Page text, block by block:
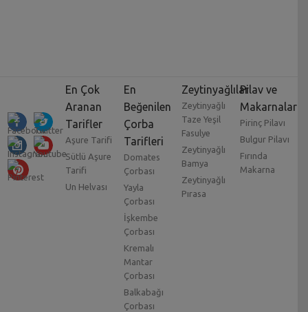
En Çok
Aranan
Tarifler
Aşure Tarifi
Sütlü Aşure
Tarifi
Un Helvası
En
Beğenilen
Çorba
Tarifleri
Domates
Çorbası
Yayla
Çorbası
İşkembe
Çorbası
Kremalı
Mantar
Çorbası
Balkabağı
Çorbası
Zeytinyağlılar
Zeytinyağlı
Taze Yeşil
Fasulye
Zeytinyağlı
Bamya
Zeytinyağlı
Pırasa
Pilav ve
Makarnalar
Pirinç Pilavı
Bulgur Pilavı
Fırında
Makarna